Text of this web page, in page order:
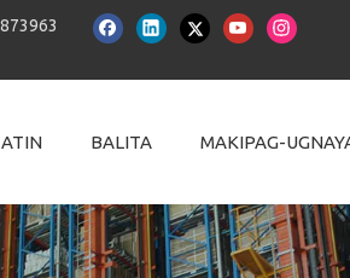
BALITA MAKIPAG-